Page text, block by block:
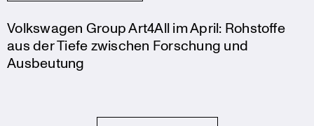
Volkswagen Group Art4All im April: Rohstoffe
aus der Tiefe zwischen Forschung und
Ausbeutung